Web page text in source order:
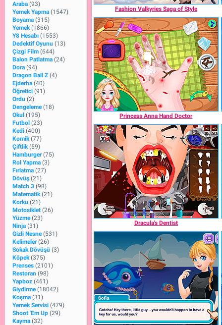
Araba (93)
Yemek Yapma (1547)
Boyama (315)
Yemek (1866)
Y8 Hesabı (1553)
Dedektif Oyunu (13)
Çizgi Film (644)
Balon Patlatma (24)
Dora (94)
Dragon Ball Z (4)
Ejderha (40)
Öğretici (91)
Ordu (2)
Dengeleme (18)
Okul (195)
Futbol (23)
Kedi (400)
Komik (77)
Çiftlik (59)
Hamburger (75)
Rol Yapma (3)
Fırlatma (27)
Dövüş (21)
Match 3 (98)
Matematik (21)
Korku (21)
Motosiklet (26)
Yüzme (23)
Ninja (31)
Gizli Nesne (531)
Kelimeler (26)
Sokak Dövüşü (3)
Köpek (375)
Prenses (2101)
Restoran (98)
Yapboz (461)
Giydirme (18042)
Koşma (31)
Yemek Servisi (479)
Shoot 'Em Up (29)
Kayma (32)
Fashion Valkyries Saga of Style
Princess Anna Hand Doctor
Dracula's Dentist